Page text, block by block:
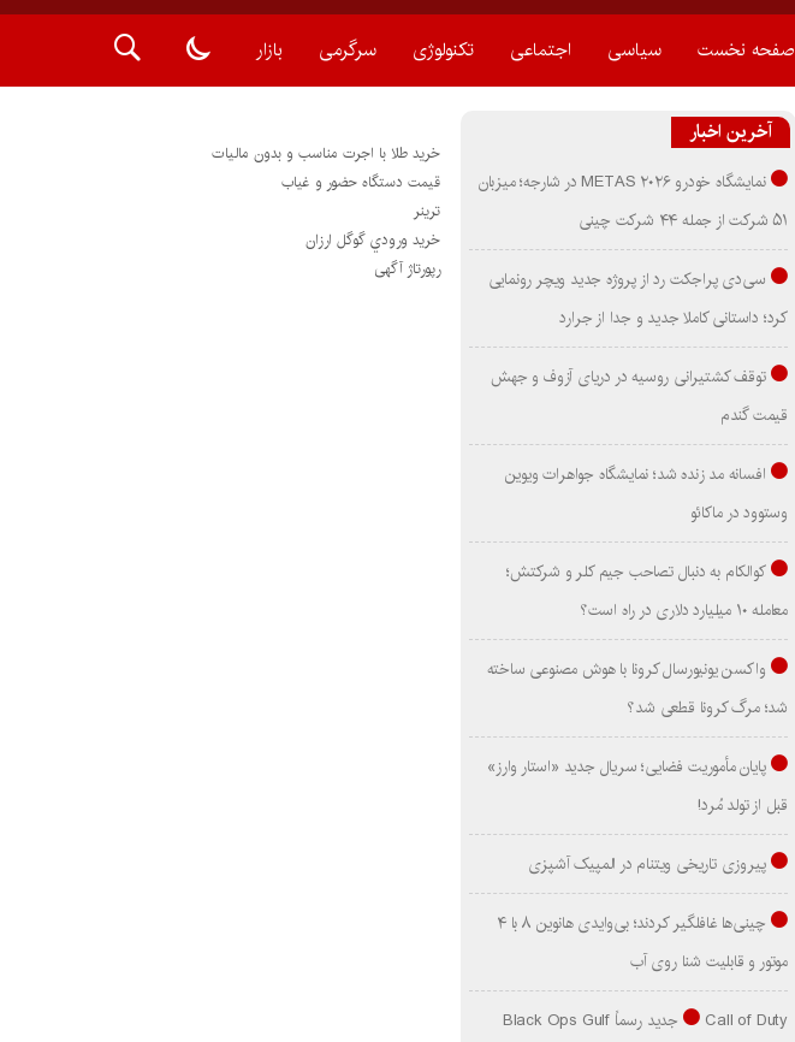
صفحه نخست سیاسی اجتماعی تکنولوژی سرگرمی بازار
آخرین اخبار
نمایشگاه خودرو METAS ۲۰۲۶ در شارجه؛ میزبان
۵۱ شرکت از جمله ۴۴ شرکت چینی
سی‌دی پراجکت رد از پروژه جدید ویچر رونمایی
کرد؛ داستانی کاملا جدید و جدا از جرارد
توقف کشتیرانی روسیه در دریای آزوف و جهش
قیمت گندم
افسانه مد زنده شد؛ نمایشگاه جواهرات ویوین
وستوود در ماکائو
کوالکام به دنبال تصاحب جیم کلر و شرکتش؛
معامله ۱۰ میلیارد دلاری در راه است؟
واکسن یونیورسال کرونا با هوش مصنوعی ساخته
شد؛ مرگ کرونا قطعی شد؟
پایان مأموریت فضایی؛ سریال جدید «استار وارز»
قبل از تولد مُرد!
پیروزی تاریخی ویتنام در المپیک آشپزی
چینی‌ها غافلگیر کردند؛ بی‌وایدی هانوین ۸ با ۴
موتور و قابلیت شنا روی آب
Call of Duty جدید رسماً Black Ops Gulf
خرید طلا با اجرت مناسب و بدون مالیات
قیمت دستگاه حضور و غیاب
ترينر
خريد ورودي گوگل ارزان
رپورتاژ آگهی